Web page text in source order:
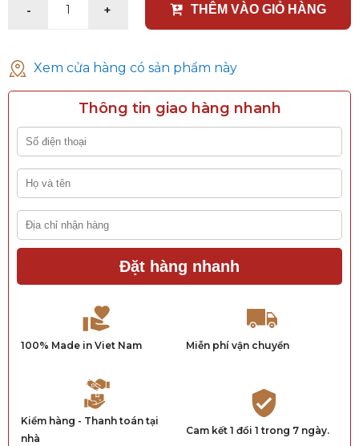
- 1 + THÊM VÀO GIỎ HÀNG
Xem cửa hàng có sản phẩm này
Thông tin giao hàng nhanh
Đặt hàng nhanh
100% Made in Viet Nam Miễn phí vận chuyển
Kiểm hàng - Thanh toán tại
nhà
Cam kết 1 đổi 1 trong 7 ngày.